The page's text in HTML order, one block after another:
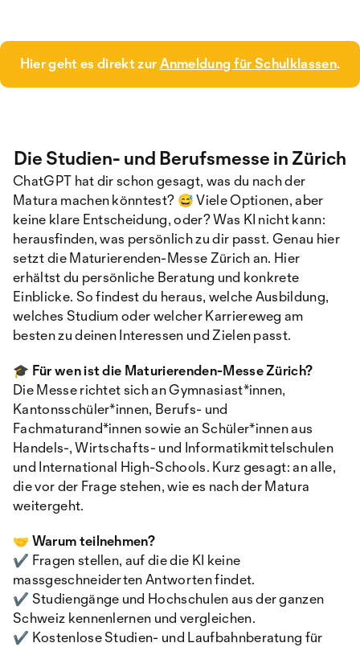
Hier geht es direkt zurAnmeldung für Schulklassen.
Die Studien- und Berufsmesse in Zürich
ChatGPT hat dir schon gesagt, was du nach der
Matura machen könntest? 😅 Viele Optionen, aber
keine klare Entscheidung, oder? Was KI nicht kann:
herausfinden, was persönlich zu dir passt. Genau hier
setzt die Maturierenden-Messe Zürich an. Hier
erhältst du persönliche Beratung und konkrete
Einblicke. So findest du heraus, welche Ausbildung,
welches Studium oder welcher Karriereweg am
besten zu deinen Interessen und Zielen passt.
🎓 Für wen ist die Maturierenden-Messe Zürich?
Die Messe richtet sich an Gymnasiast*innen,
Kantonsschüler*innen, Berufs- und
Fachmaturand*innen sowie an Schüler*innen aus
Handels-, Wirtschafts- und Informatikmittelschulen
und International High-Schools. Kurz gesagt: an alle,
die vor der Frage stehen, wie es nach der Matura
weitergeht.
🤝 Warum teilnehmen?
✔️ Fragen stellen, auf die die KI keine
massgeschneiderten Antworten findet.
✔️ Studiengänge und Hochschulen aus der ganzen
Schweiz kennenlernen und vergleichen.
✔️ Kostenlose Studien- und Laufbahnberatung für